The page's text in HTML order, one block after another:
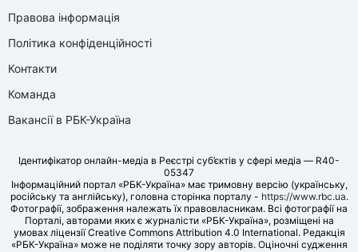
Правова інформація
Політика конфіденційності
Контакти
Команда
Вакансії в РБК-Україна
Ідентифікатор онлайн-медіа в Реєстрі суб’єктів у сфері медіа — R40-
05347
Інформаційний портал «РБК-Україна» має тримовну версію (українську,
російську та англійську), головна сторінка порталу - https://www.rbc.ua.
Фотографії, зображення належать їх правовласникам. Всі фотографії на
Порталі, авторами яких є журналісти «РБК-Україна», розміщені на
умовах ліцензії Creative Commons Attribution 4.0 International. Редакція
«РБК-Україна» може не поділяти точку зору авторів. Оціночні судження